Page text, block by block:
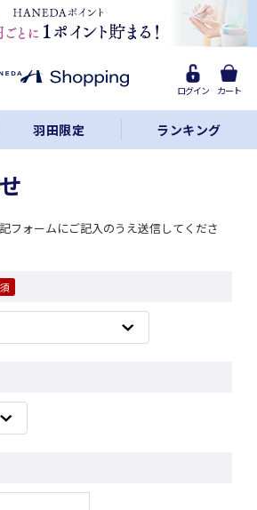
ログイン カート
羽田限定 ランキング
フォームにご記入のうえ送信してくださ